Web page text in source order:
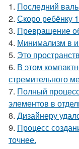
1. Последний
2. Скоро ребёнку
3. Превращение
4. Минимализм в
5. Это
6. В этом
стремительного
7. Полный
элементов в
8. Дизайнеру
9. Процесс
точнее.